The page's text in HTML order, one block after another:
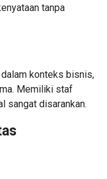
tanpa
konteks bisnis,
Memiliki staf
sangat disarankan.